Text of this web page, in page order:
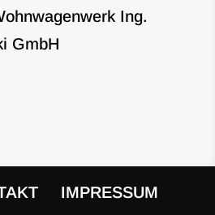
Ing.
GmbH
IMPRESSUM